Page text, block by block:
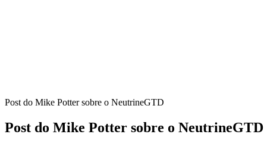
Post do Mike Potter sobre o NeutrineGTD
Post do Mike Potter sobre o NeutrineGTD